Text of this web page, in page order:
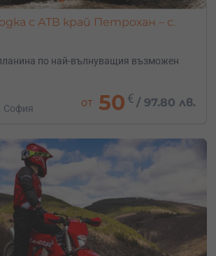
с АТВ край Петрохан – с.
по най-вълнуващия възможен
София
от 50 € /97.80 лв.